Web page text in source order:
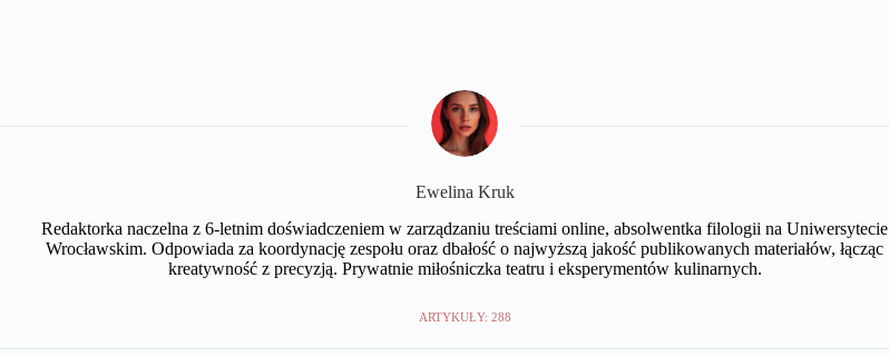
Ewelina Kruk
Redaktorka naczelna z 6-letnim doświadczeniem w zarządzaniu treściami online, absolwentka filologii na Uniwersytecie
Wrocławskim. Odpowiada za koordynację zespołu oraz dbałość o najwyższą jakość publikowanych materiałów, łącząc
kreatywność z precyzją. Prywatnie miłośniczka teatru i eksperymentów kulinarnych.
ARTYKUŁY: 288